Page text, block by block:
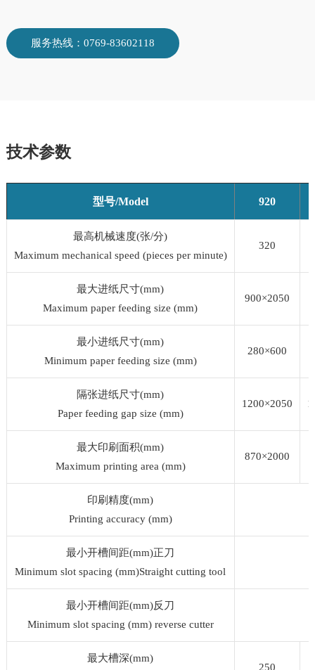
服务热线：0769-83602118
技术参数
型号/Model 920
最高机械速度(张/分)
Maximum mechanical speed (pieces per minute)
320
最大进纸尺寸(mm)
Maximum paper feeding size (mm)
900×2050
最小进纸尺寸(mm)
Minimum paper feeding size (mm)
280×600
隔张进纸尺寸(mm)
Paper feeding gap size (mm)
1200×2050
最大印刷面积(mm)
Maximum printing area (mm)
870×2000
印刷精度(mm)
Printing accuracy (mm)
最小开槽间距(mm)正刀
Minimum slot spacing (mm)Straight cutting tool
最小开槽间距(mm)反刀
Minimum slot spacing (mm) reverse cutter
最大槽深(mm)
250